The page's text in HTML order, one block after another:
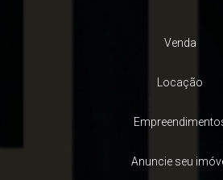
Venda
Locação
Anuncie seu